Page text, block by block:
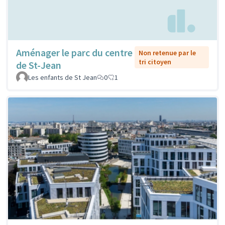
Aménager le parc du centre
de St-Jean
Non retenue par le
tri citoyen
Les enfants de St Jean
0 1